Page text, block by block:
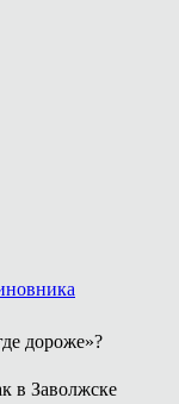
дороже»?
в Заволжске